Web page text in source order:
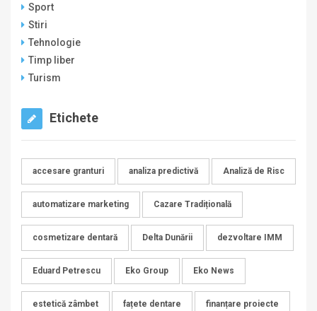
Sport
Stiri
Tehnologie
Timp liber
Turism
Etichete
accesare granturi analiza predictivă Analiză de Risc
automatizare marketing Cazare Tradițională
cosmetizare dentară Delta Dunării dezvoltare IMM
Eduard Petrescu Eko Group Eko News
estetică zâmbet fațete dentare finanțare proiecte